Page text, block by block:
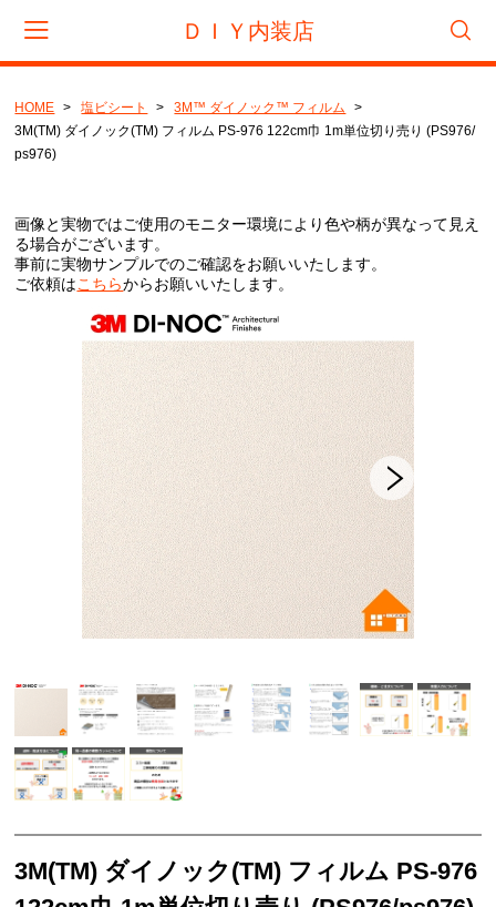
ＤＩＹ内装店
フロアタイル
サンゲツ
タジマ
置き敷きビニル床タイル
サンゲツ
リフォームタイル
サンゲツ リフォルタ
東リ ピタフィー
東リ LAYフローリング
塩ビシート
ベルビアン
リアテック
クッションフロア
襖引き手
ソフト巾木
HOME 塩ビシート
3M™ ダイノック™ フィルム
3M(TM) ダイノック(TM) フィルム PS-976 122cm巾 1m単位切り売り (PS976/
ps976)
画像と実物ではご使用のモニター環境により色や柄が異なって見え
る場合がございます。
事前に実物サンプルでのご確認をお願いいたします。
ご依頼はこちらからお願いいたします。
3M(TM) ダイノック(TM) フィルム PS-976